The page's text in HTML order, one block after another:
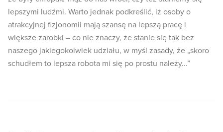
lepszymi ludźmi. Warto jednak podkreślić, iż osoby o
atrakcyjnej fizjonomii mają szansę na lepszą pracę i
większe zarobki – co nie znaczy, że stanie się tak bez
naszego jakiegokolwiek udziału, w myśl zasady, że „skoro
schudłem to lepsza robota mi się po prostu należy...”